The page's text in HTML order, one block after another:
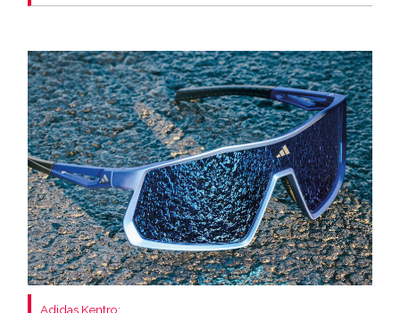
Adidas Kentro: